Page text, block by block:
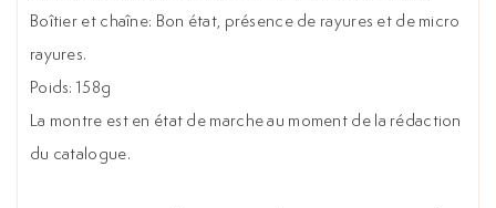
Boîtier et chaîne: Bon état, présence de rayures et de micro
rayures.
Poids: 158g
La montre est en état de marche au moment de la rédaction
du catalogue.